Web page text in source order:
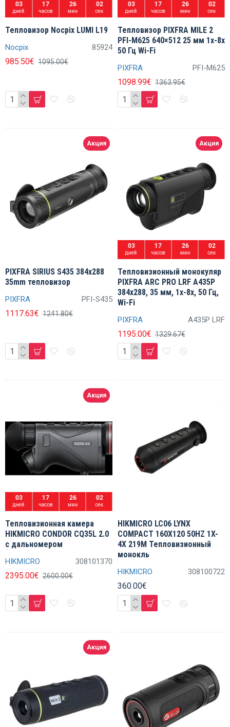
03
дней
17
часов
26
мин
01
сек
Nocpix 85924
Тепловизор Nocpix LUMI L19
985.50€ 1095.00€
03
дней
17
часов
26
мин
01
сек
PIXFRA PFI-M625
Тепловизор PIXFRA MILE 2
PFI-M625 640×512 25 мм 1x-8x
50 Гц Wi-Fi
1098.99€ 1363.95€
Акция
PIXFRA PFI-S435
PIXFRA SIRIUS S435 384x288
35mm тепловизор
1117.63€ 1241.80€
Акция
03
дней
17
часов
26
мин
01
сек
PIXFRA A435P LRF
Тепловизионный монокуляр
PIXFRA ARC PRO LRF A435P
384x288, 35 мм, 1x-8x, 50 Гц,
Wi-Fi
1195.00€ 1329.67€
Акция
03
дней
17
часов
26
мин
01
сек
HIKMICRO 308101370
Тепловизионная камера
HIKMICRO CONDOR CQ35L 2.0
с дальномером
2395.00€ 2600.00€ HIKMICRO 308100722
HIKMICRO LC06 LYNX
COMPACT 160X120 50HZ 1X-
4X 219M Тепловизионный
монокль
360.00€
Акция